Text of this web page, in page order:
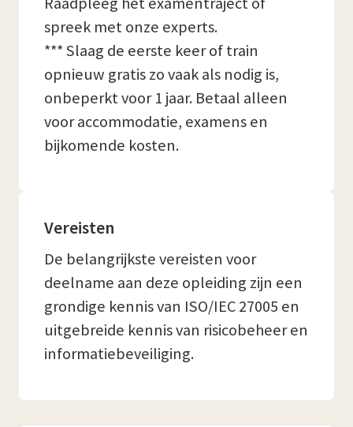
spreek met onze experts.
*** Slaag de eerste keer of train
opnieuw gratis zo vaak als nodig is,
onbeperkt voor 1 jaar. Betaal alleen
voor accommodatie, examens en
bijkomende kosten.
Vereisten
De belangrijkste vereisten voor
deelname aan deze opleiding zijn een
grondige kennis van ISO/IEC 27005 en
uitgebreide kennis van risicobeheer en
informatiebeveiliging.